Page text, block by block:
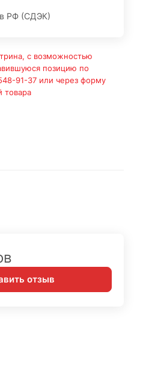
РФ (СДЭК)
с возможностью
позицию по
91-37 или через форму
товара
отзыв